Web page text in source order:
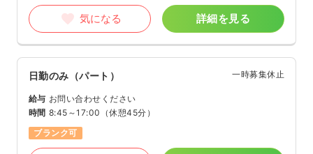
気になる 詳細を見る
日勤のみ（パート） 一時募集休止
給与 お問い合わせください
時間 8:45～17:00 （休憩45分）
ブランク可